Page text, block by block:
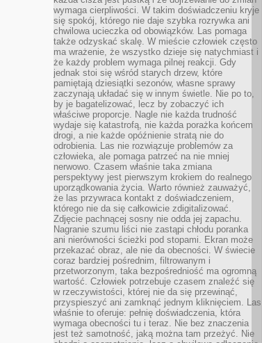
wymaga cierpliwości. W takim doświadczeniu kryje
się spokój, którego nie daje szybka rozrywka ani
chwilowa ucieczka od obowiązków. Las pomaga
także odzyskać skalę. W mieście człowiek często
ma wrażenie, że wszystko dzieje się natychmiast i
że każdy problem wymaga pilnej reakcji. Gdy
jednak stoi się wśród starych drzew, które
pamiętają dziesiątki sezonów, własne sprawy
zaczynają układać się w innym świetle. Nie po to,
by je bagatelizować, lecz by zobaczyć ich
właściwe proporcje. Nagle nie każda trudność
wydaje się katastrofą, nie każda porażka końcem
drogi, a nie każde opóźnienie stratą nie do
odrobienia. Las nie rozwiązuje problemów za
człowieka, ale pomaga patrzeć na nie mniej
nerwowo. Czasem właśnie taka zmiana
perspektywy jest pierwszym krokiem do realnego
uporządkowania życia. Warto również zauważyć,
że las przywraca kontakt z doświadczeniem,
którego nie da się całkowicie zdigitalizować.
Zdjęcie pachnącej sosny nie odda jej zapachu.
Nagranie szumu liści nie zastąpi chłodu poranka
ani nierówności ścieżki pod stopami. Ekran może
przekazać obraz, ale nie da obecności. W świecie
coraz bardziej pośrednim, filtrowanym i
przetworzonym, taka bezpośredniość ma ogromną
wartość. Człowiek potrzebuje czasem znaleźć się
w rzeczywistości, której nie da się przewinąć,
przyspieszyć ani zamknąć jednym kliknięciem. Las
właśnie to oferuje: pełnię doświadczenia, która
wymaga obecności tu i teraz. Nie bez znaczenia
jest też samotność, jaką można tam przeżyć. Nie